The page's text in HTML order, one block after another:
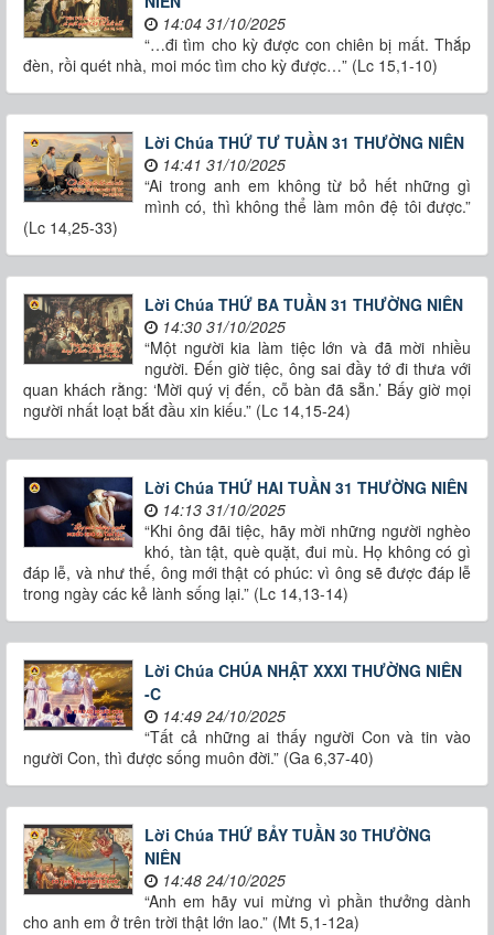
14:04 31/10/2025
“…đi tìm cho kỳ được con chiên bị mất. Thắp
đèn, rồi quét nhà, moi móc tìm cho kỳ được…” (Lc 15,1-10)
Lời Chúa THỨ TƯ TUẦN 31 THƯỜNG NIÊN
14:41 31/10/2025
“Ai trong anh em không từ bỏ hết những gì
mình có, thì không thể làm môn đệ tôi được.”
(Lc 14,25-33)
Lời Chúa THỨ BA TUẦN 31 THƯỜNG NIÊN
14:30 31/10/2025
“Một người kia làm tiệc lớn và đã mời nhiều
người. Đến giờ tiệc, ông sai đầy tớ đi thưa với
quan khách rằng: ‘Mời quý vị đến, cỗ bàn đã sẵn.’ Bấy giờ mọi
người nhất loạt bắt đầu xin kiếu.” (Lc 14,15-24)
Lời Chúa THỨ HAI TUẦN 31 THƯỜNG NIÊN
14:13 31/10/2025
“Khi ông đãi tiệc, hãy mời những người nghèo
khó, tàn tật, què quặt, đui mù. Họ không có gì
đáp lễ, và như thế, ông mới thật có phúc: vì ông sẽ được đáp lễ
trong ngày các kẻ lành sống lại.” (Lc 14,13-14)
Lời Chúa CHÚA NHẬT XXXI THƯỜNG NIÊN
-C
14:49 24/10/2025
“Tất cả những ai thấy người Con và tin vào
người Con, thì được sống muôn đời.” (Ga 6,37-40)
Lời Chúa THỨ BẢY TUẦN 30 THƯỜNG
NIÊN
14:48 24/10/2025
“Anh em hãy vui mừng vì phần thưởng dành
cho anh em ở trên trời thật lớn lao.” (Mt 5,1-12a)